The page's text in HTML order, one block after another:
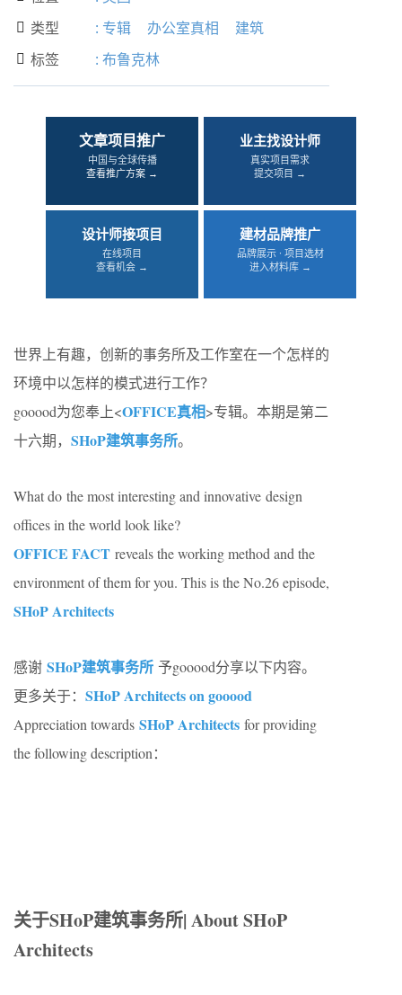
 类型 : 专辑 办公室真相 建筑
 标签 : 布鲁克林
文章项目推广
中国与全球传播
查看推广方案 →
业主找设计师
真实项目需求
提交项目 →
设计师接项目
在线项目
查看机会 →
建材品牌推广
品牌展示 · 项目选材
进入材料库 →
世界上有趣，创新的事务所及工作室在一个怎样的
环境中以怎样的模式进行工作？
gooood为您奉上<OFFICE真相>专辑。本期是第二
十六期， SHoP建筑事务所。
What do the most interesting and innovative design
offices in the world look like?
OFFICE FACT reveals the working method and the
environment of them for you. This is the No.26 episode,
SHoP Architects
感谢 SHoP建筑事务所 予gooood分享以下内容。
更多关于： SHoP Architects on gooood
Appreciation towards SHoP Architects for providing
the following description：
关于SHoP建筑事务所| About SHoP
Architects